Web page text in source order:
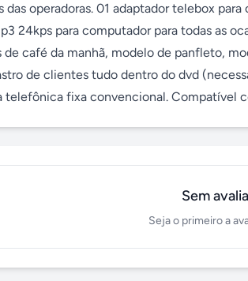
das operadoras. 01 adaptador telebox
24kps para computador para todas as
de café da manhã, modelo de panfleto,
de clientes tudo dentro do dvd
telefônica fixa convencional. Compatível
Sem
Seja o primeiro a